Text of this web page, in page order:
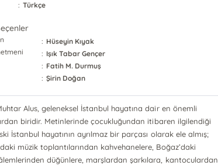
: Türkçe
: Hüseyin Kıyak
: Işık Tabar Gençer
: Fatih M. Durmuş
: Şirin Doğan
Alus, geleneksel İstanbul hayatına dair en önemli
biridir. Metinlerinde çocukluğundan itibaren ilgilendiği
İstanbul hayatının ayrılmaz bir parçası olarak ele almış;
müzik toplantılarından kahvehanelere, Boğaz’daki
düğünlere, marşlardan şarkılara, kantoculardan